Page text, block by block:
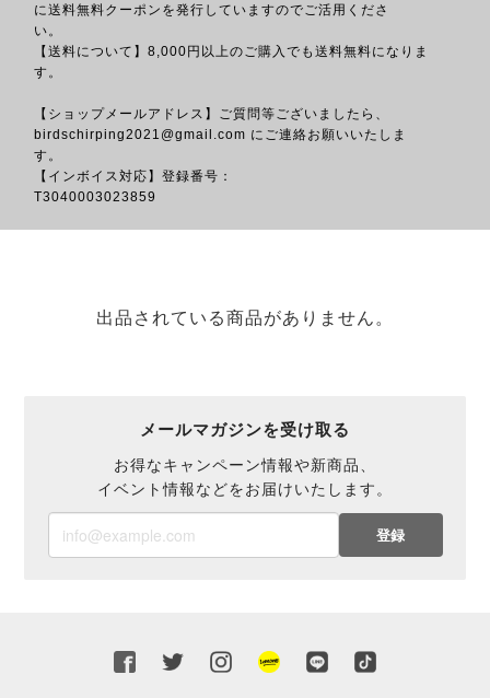
に送料無料クーポンを発行していますのでご活用くださ
い。
【送料について】8,000円以上のご購入でも送料無料になりま
す。
【ショップメールアドレス】ご質問等ございましたら、
birdschirping2021@gmail.com にご連絡お願いいたしま
す。
【インボイス対応】登録番号：
出品されている商品がありません。
メールマガジンを受け取る
お得なキャンペーン情報や新商品、
イベント情報などをお届けいたします。
登録